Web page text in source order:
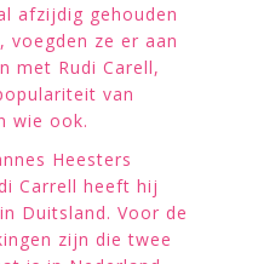
afzijdig gehouden
voegden ze er aan
met Rudi Carell,
van
wie ook.
Heesters
Carrell heeft hij
Duitsland. Voor de
zijn die twee